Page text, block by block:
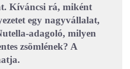
Kíváncsi rá, miként
egy nagyvállalat,
adagoló, milyen
zsömlének? A